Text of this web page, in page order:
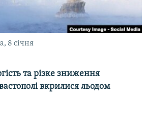
КРИМУ
8 січня
та різке зниження
вкрилися льодом